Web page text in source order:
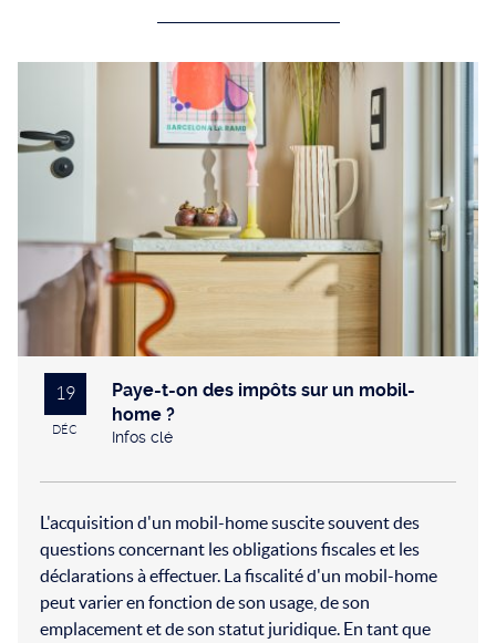
19
DÉC
Paye-t-on des impôts sur un mobil-
home ?
Infos clé
L'acquisition d'un mobil-home suscite souvent des
questions concernant les obligations fiscales et les
déclarations à effectuer. La fiscalité d'un mobil-home
peut varier en fonction de son usage, de son
emplacement et de son statut juridique. En tant que